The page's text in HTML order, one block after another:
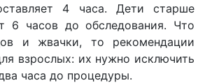
4 часа. Дети старше
6 часов до обследования. Что
и жвачки, то рекомендации
взрослых: их нужно исключить
часа до процедуры.